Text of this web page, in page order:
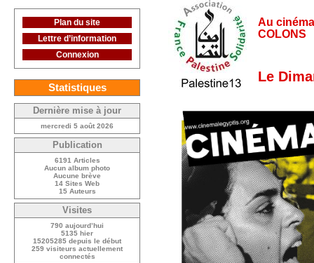
Au
COLONS
Le
Plan du site
Lettre d’information
Connexion
Statistiques
Dernière mise à jour
mercredi 5 août 2026
Publication
6191 Articles
Aucun album photo
Aucune brève
14 Sites Web
15 Auteurs
Visites
790 aujourd’hui
5135 hier
15205285 depuis le début
259 visiteurs actuellement
connectés